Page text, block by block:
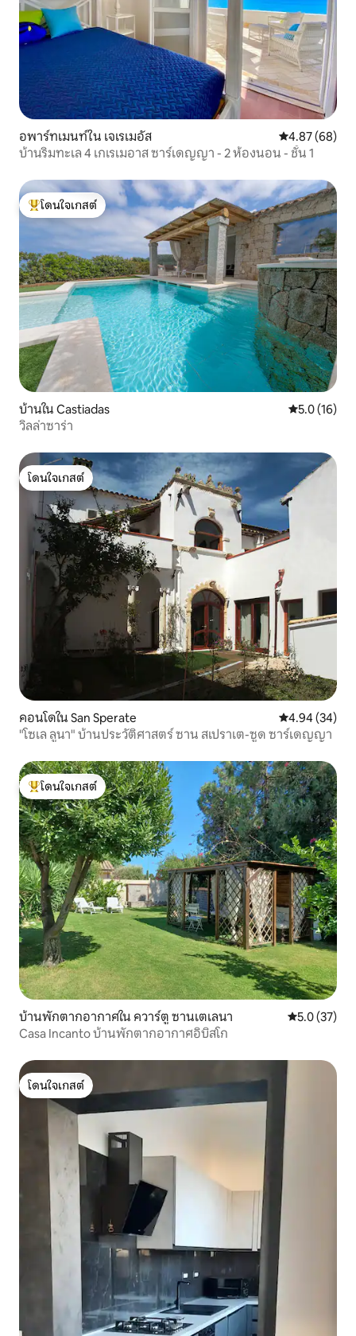
อพาร์ทเมนท์ใน เจเรเมอัส คะแนนเฉลี่ย
4.87 (68)
บ้านริมทะเล 4 เกเรเมอาส ซาร์เดญญา - 2 ห้องนอน - ชั้น 1
โดนใจเกสต์ที่สุด
โดนใจเกสต์
บ้านใน Castiadas คะแนนเฉลี่ย
5.0 (16)
วิลล่าซาร่า
โดนใจเกสต์
โดนใจเกสต์
คอนโดใน San Sperate คะแนนเฉลี่ย
4.94 (34)
"โซเล ลูนา" บ้านประวัติศาสตร์ ซาน สเปราเต-ซูด ซาร์เดญญา
โดนใจเกสต์ที่สุด
โดนใจเกสต์
บ้านพักตากอากาศใน ควาร์ตู ซานเตเลนา คะแนนเฉลี่ย
5.0 (37)
Casa Incanto บ้านพักตากอากาศอิบิสโก
โดนใจเกสต์
โดนใจเกสต์